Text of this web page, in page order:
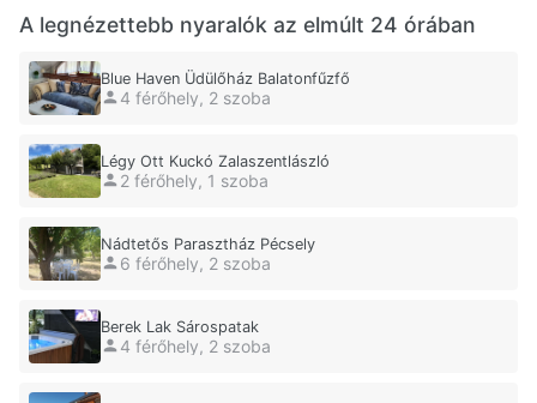
A legnézettebb nyaralók az elmúlt 24 órában
Blue Haven Üdülőház Balatonfűzfő
4 férőhely, 2 szoba
Légy Ott Kuckó Zalaszentlászló
2 férőhely, 1 szoba
Nádtetős Parasztház Pécsely
6 férőhely, 2 szoba
Berek Lak Sárospatak
4 férőhely, 2 szoba